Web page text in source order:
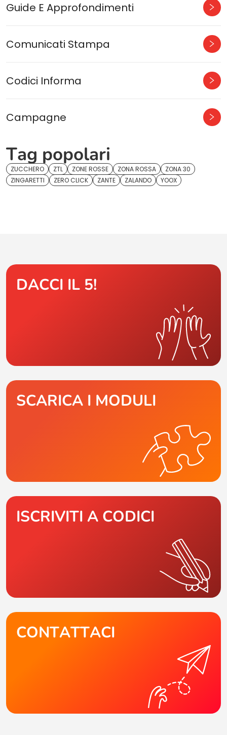
Guide E Approfondimenti
Comunicati Stampa
Codici Informa
Campagne
Tag popolari
ZUCCHERO ZTL ZONE ROSSE ZONA ROSSA
ZONA 30
ZINGARETTI
ZERO CLICK ZANTE ZALANDO YOOX
DACCI IL 5!
SCARICA I MODULI
ISCRIVITI A CODICI
CONTATTACI